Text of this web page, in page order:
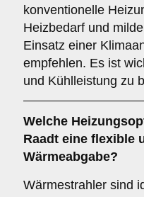
konventionelle
Heizbedarf und
Einsatz einer
empfehlen. Es ist
und Kühlleistung zu
Welche
Raadt eine flexible
Wärmeabgabe?
Wärmestrahler sind